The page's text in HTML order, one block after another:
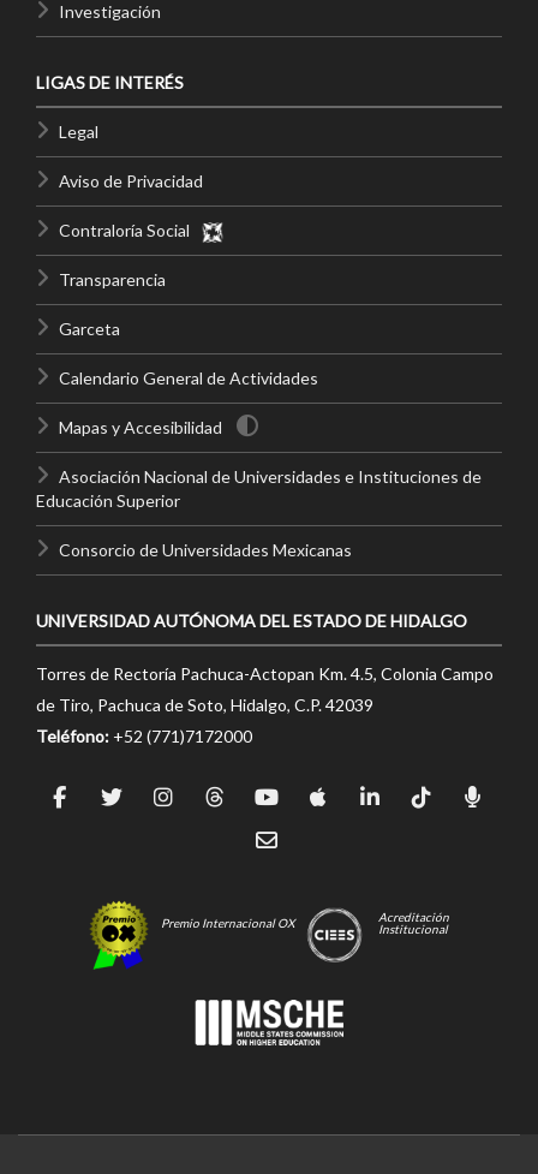
Investigación
LIGAS DE INTERÉS
Legal
Aviso de Privacidad
Contraloría Social
Transparencia
Garceta
Calendario General de Actividades
Mapas y Accesibilidad
Asociación Nacional de Universidades e Instituciones de
Educación Superior
Consorcio de Universidades Mexicanas
UNIVERSIDAD AUTÓNOMA DEL ESTADO DE HIDALGO
Torres de Rectoría Pachuca-Actopan Km. 4.5, Colonia Campo
de Tiro, Pachuca de Soto, Hidalgo, C.P. 42039
Teléfono: +52 (771)7172000
Premio Internacional OX
Acreditación
Institucional